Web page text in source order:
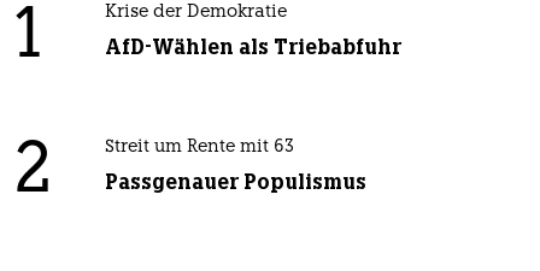
1 Krise der Demokratie
AfD-Wählen als Triebabfuhr
2 Streit um Rente mit 63
Passgenauer Populismus